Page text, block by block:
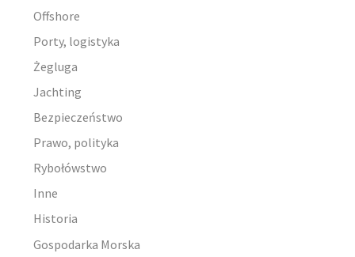
Offshore
Porty, logistyka
Żegluga
Jachting
Bezpieczeństwo
Prawo, polityka
Rybołówstwo
Inne
Historia
Gospodarka Morska